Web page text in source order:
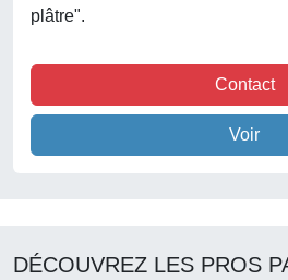
plâtre".
Contact
Voir
DÉCOUVREZ LES PROS